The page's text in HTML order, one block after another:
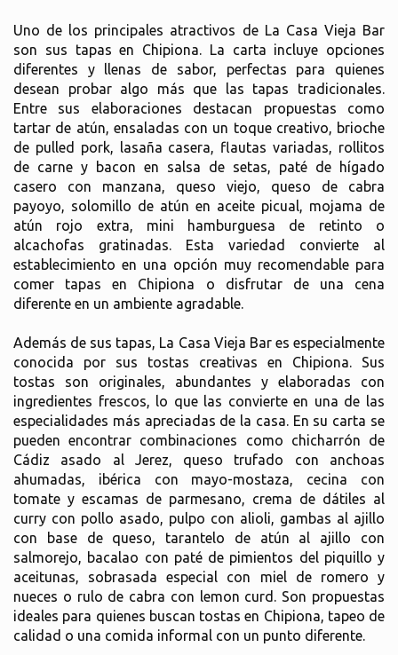
Uno de los principales atractivos de La Casa Vieja Bar
son sus tapas en Chipiona. La carta incluye opciones
diferentes y llenas de sabor, perfectas para quienes
desean probar algo más que las tapas tradicionales.
Entre sus elaboraciones destacan propuestas como
tartar de atún, ensaladas con un toque creativo, brioche
de pulled pork, lasaña casera, flautas variadas, rollitos
de carne y bacon en salsa de setas, paté de hígado
casero con manzana, queso viejo, queso de cabra
payoyo, solomillo de atún en aceite picual, mojama de
atún rojo extra, mini hamburguesa de retinto o
alcachofas gratinadas. Esta variedad convierte al
establecimiento en una opción muy recomendable para
comer tapas en Chipiona o disfrutar de una cena
diferente en un ambiente agradable.
Además de sus tapas, La Casa Vieja Bar es especialmente
conocida por sus tostas creativas en Chipiona. Sus
tostas son originales, abundantes y elaboradas con
ingredientes frescos, lo que las convierte en una de las
especialidades más apreciadas de la casa. En su carta se
pueden encontrar combinaciones como chicharrón de
Cádiz asado al Jerez, queso trufado con anchoas
ahumadas, ibérica con mayo-mostaza, cecina con
tomate y escamas de parmesano, crema de dátiles al
curry con pollo asado, pulpo con alioli, gambas al ajillo
con base de queso, tarantelo de atún al ajillo con
salmorejo, bacalao con paté de pimientos del piquillo y
aceitunas, sobrasada especial con miel de romero y
nueces o rulo de cabra con lemon curd. Son propuestas
ideales para quienes buscan tostas en Chipiona, tapeo de
calidad o una comida informal con un punto diferente.